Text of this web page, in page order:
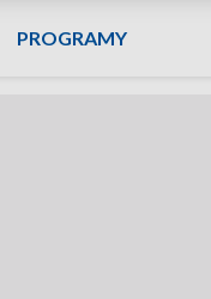
PROGRAMY